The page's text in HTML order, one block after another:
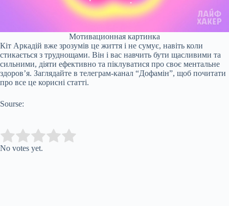
Мотивационная картинка
Кіт Аркадій вже зрозумів це життя і не сумує, навіть коли
стикається з труднощами. Він і вас навчить бути щасливими та
сильними, діяти ефективно та піклуватися про своє ментальне
здоров’я. Заглядайте в телеграм-канал “Дофамін”, щоб почитати
про все це корисні статті.
Sourse:
Rate this item:
No votes yet.